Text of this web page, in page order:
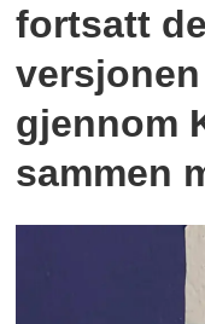
fortsatt
gjennom
sammen